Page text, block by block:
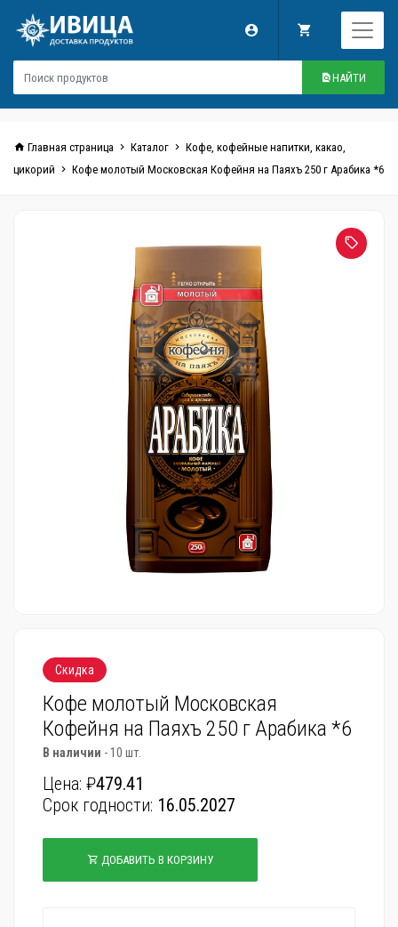
НАЙТИ
Главная страница Каталог
Кофе, кофейные напитки, какао,
цикорий
Кофе молотый Московская Кофейня на Паяхъ 250 г Арабика *6
Скидка
Кофе молотый Московская
Кофейня на Паяхъ 250 г Арабика *6
В наличии - 10 шт.
Цена: ₽479.41
Срок годности: 16.05.2027
ДОБАВИТЬ В КОРЗИНУ